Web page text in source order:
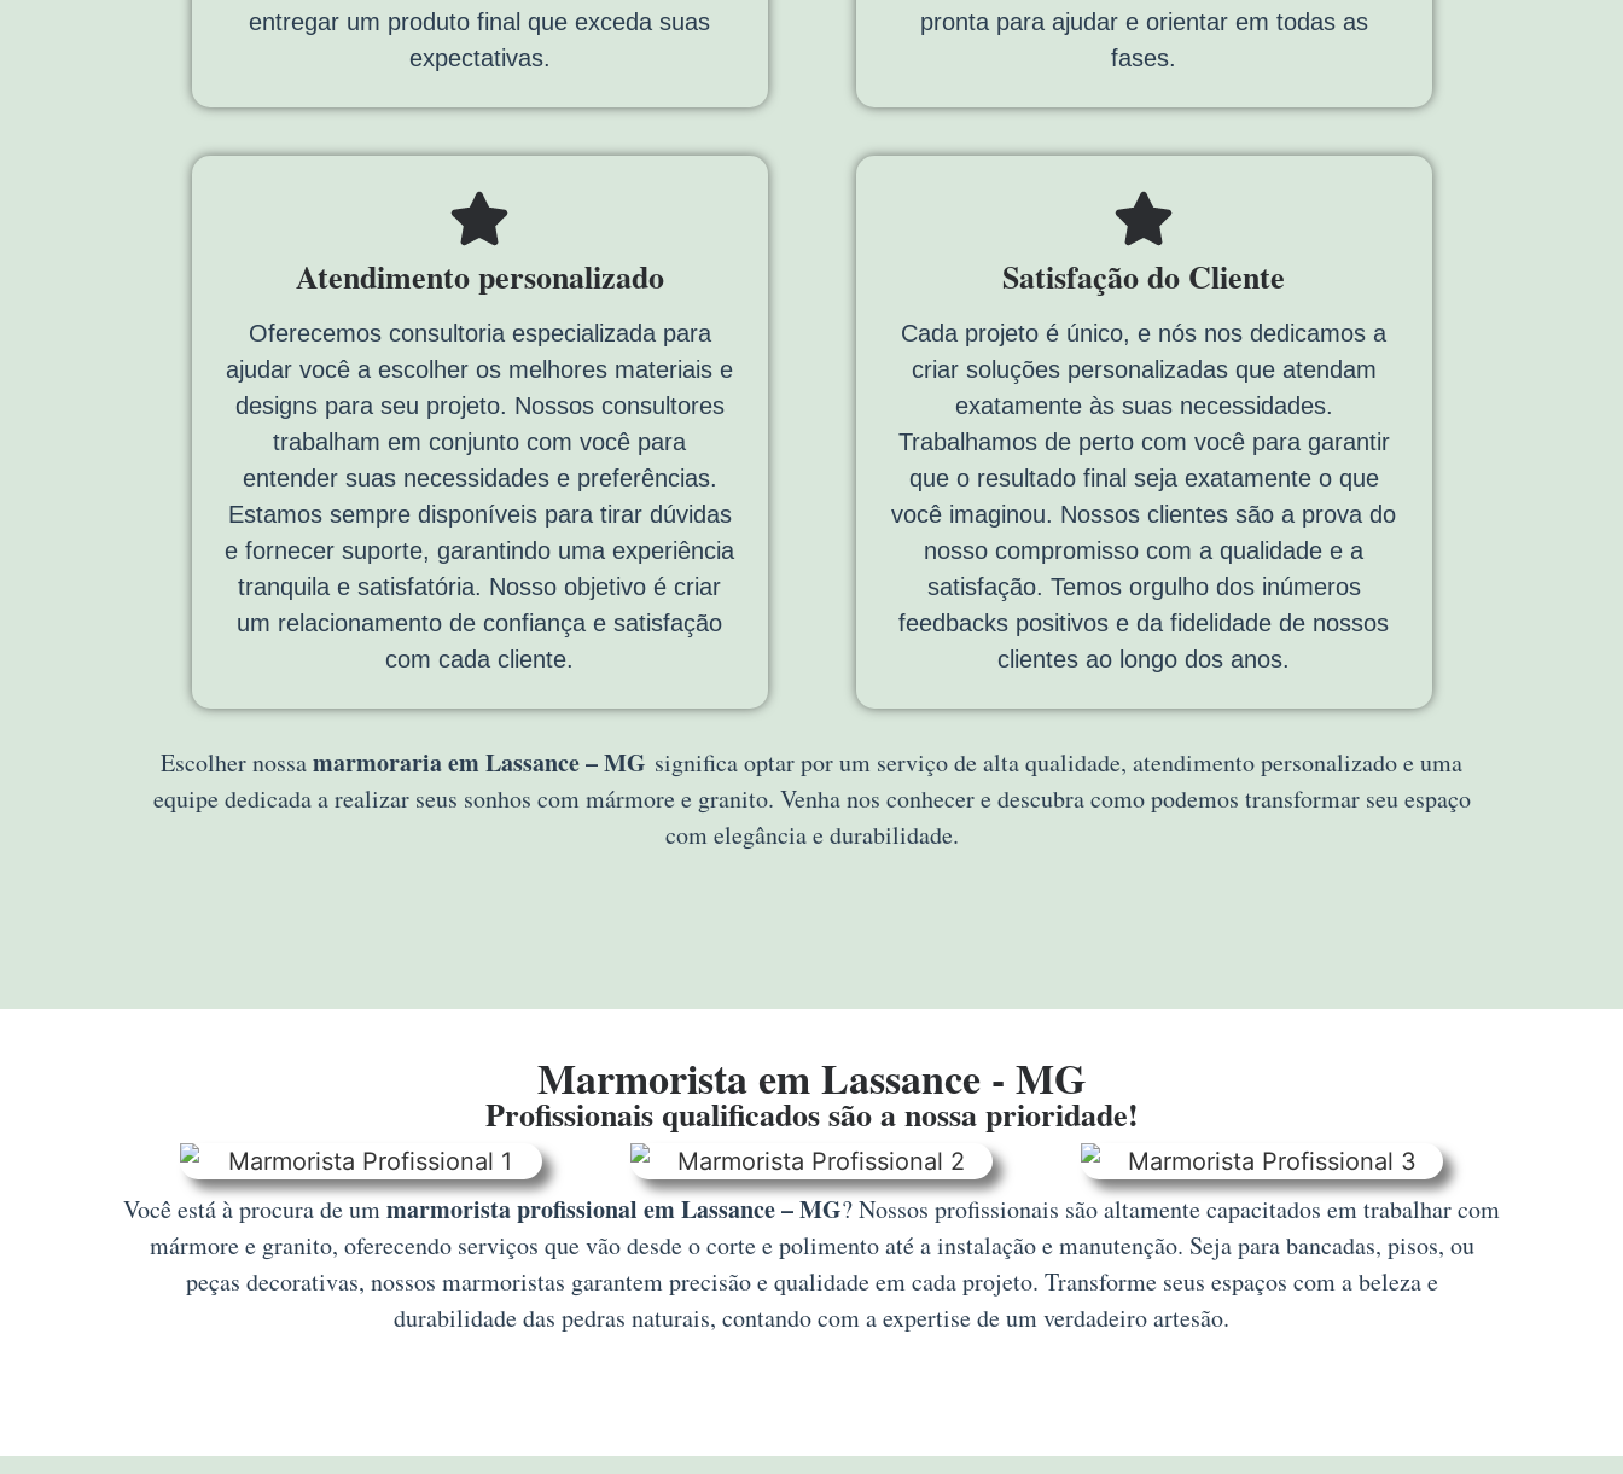
entregar um produto final que exceda suas
expectativas.
pronta para ajudar e orientar em todas as
fases.
Atendimento personalizado
Oferecemos consultoria especializada para
ajudar você a escolher os melhores materiais e
designs para seu projeto. Nossos consultores
trabalham em conjunto com você para
entender suas necessidades e preferências.
Estamos sempre disponíveis para tirar dúvidas
e fornecer suporte, garantindo uma experiência
tranquila e satisfatória. Nosso objetivo é criar
um relacionamento de confiança e satisfação
com cada cliente.
Satisfação do Cliente
Cada projeto é único, e nós nos dedicamos a
criar soluções personalizadas que atendam
exatamente às suas necessidades.
Trabalhamos de perto com você para garantir
que o resultado final seja exatamente o que
você imaginou. Nossos clientes são a prova do
nosso compromisso com a qualidade e a
satisfação. Temos orgulho dos inúmeros
feedbacks positivos e da fidelidade de nossos
clientes ao longo dos anos.
Escolher nossamarmoraria em Lassance – MG significa optar por um serviço de alta qualidade, atendimento personalizado e uma
equipe dedicada a realizar seus sonhos com mármore e granito. Venha nos conhecer e descubra como podemos transformar seu espaço
com elegância e durabilidade.
Marmorista em Lassance - MG
Profissionais qualificados são a nossa prioridade!
Você está à procura de ummarmorista profissional em Lassance – MG? Nossos profissionais são altamente capacitados em trabalhar com
mármore e granito, oferecendo serviços que vão desde o corte e polimento até a instalação e manutenção. Seja para bancadas, pisos, ou
peças decorativas, nossos marmoristas garantem precisão e qualidade em cada projeto. Transforme seus espaços com a beleza e
durabilidade das pedras naturais, contando com a expertise de um verdadeiro artesão.